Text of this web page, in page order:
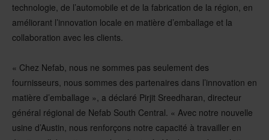
technologie, de l’automobile et de la fabrication de la région, en
améliorant l’innovation locale en matière d’emballage et la
collaboration avec les clients.
« Chez Nefab, nous ne sommes pas seulement des
fournisseurs, nous sommes des partenaires dans l’innovation en
matière d’emballage », a déclaré Pirjit Sreedharan, directeur
général régional de Nefab South Central. « Avec notre nouvelle
usine d’Austin, nous renforçons notre capacité à travailler en